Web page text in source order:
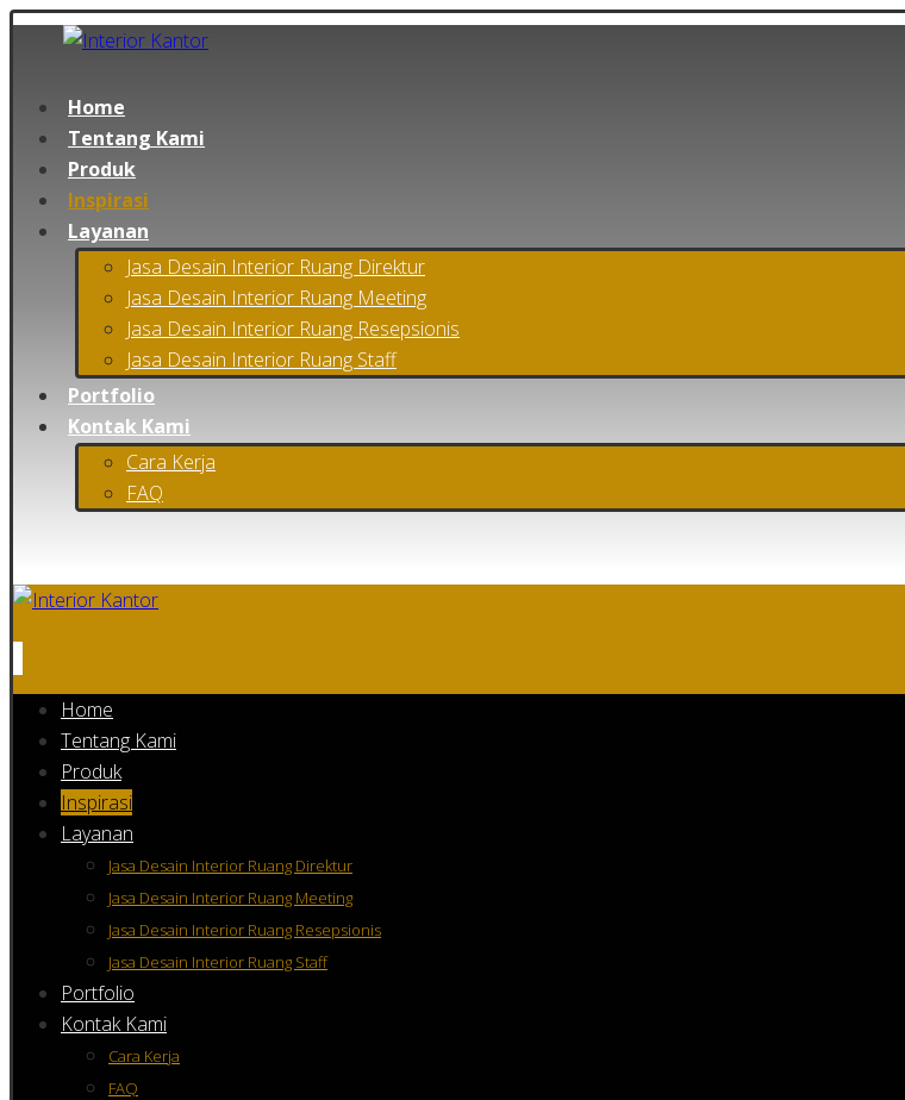
Home
Tentang Kami
Produk
Inspirasi
Layanan
Jasa Desain Interior Ruang Direktur
Jasa Desain Interior Ruang Meeting
Jasa Desain Interior Ruang Resepsionis
Jasa Desain Interior Ruang Staff
Portfolio
Kontak Kami
Cara Kerja
FAQ
Home
Tentang Kami
Produk
Inspirasi
Layanan
Jasa Desain Interior Ruang Direktur
Jasa Desain Interior Ruang Meeting
Jasa Desain Interior Ruang Resepsionis
Jasa Desain Interior Ruang Staff
Portfolio
Kontak Kami
Cara Kerja
FAQ